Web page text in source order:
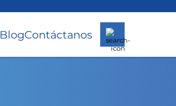
BlogContáctanos